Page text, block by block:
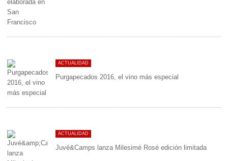
ACTUALIDAD
Purgapecados 2016, el vino más especial
ACTUALIDAD
Juvé&Camps lanza Milesimé Rosé edición limitada